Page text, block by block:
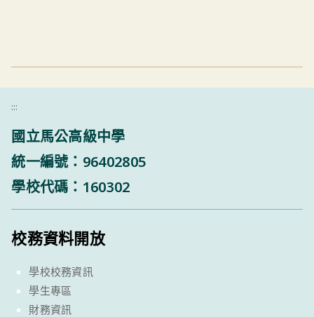
:::
國立馬公高級中學
統一編號：96402805
學校代碼：160302
校務資料開放
學校校務資訊
學生專區
財務資訊